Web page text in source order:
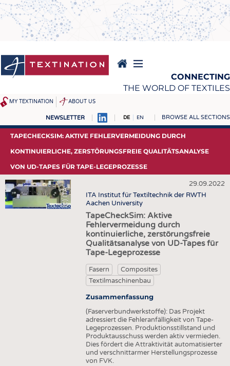
Direkt
zum
Inhalt
CONNECTING
THE WORLD OF TEXTILES
MY TEXTINATION ABOUT US
NEWSLETTER DE EN BROWSE ALL SECTIONS
NEWS
AKTUELLES
KLARTEXT BY TEXTINATION
REPORTS & INTERVIEWS
TEXTINATION NEWSLINE
TEXTILE LEADERSHIP
TEXCAMPUS
ROHSTOFFE STELLENMARKT
KRÜGER PERSONAL
HEADHUNTING
PRAKTIKA & AUSBILDUNGEN
TAPECHECKSIM: AKTIVE FEHLERVERMEIDUNG DURCH
KONTINUIERLICHE, ZERSTÖRUNGSFREIE QUALITÄTSANALYSE
VON UD-TAPES FÜR TAPE-LEGEPROZESSE
(c) ITA
29.09.2022
ITA Institut für Textiltechnik der RWTH
Aachen University
TapeCheckSim: Aktive
Fehlervermeidung durch
kontinuierliche, zerstörungsfreie
Qualitätsanalyse von UD-Tapes für
Tape-Legeprozesse
Fasern
Composites
Textilmaschinenbau
Zusammenfassung
(Faserverbundwerkstoffe): Das Projekt
adressiert die Fehleranfälligkeit von Tape-
Legeprozessen. Produktionsstillstand und
Produktausschuss werden aktiv vermieden.
Dies fördert die Attraktivität automatisierter
und verschnittarmer Herstellungsprozesse
von FVK.